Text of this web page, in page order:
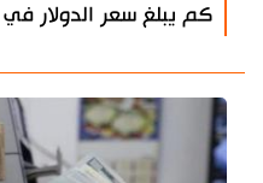
كم يبلغ سعر الدولار في